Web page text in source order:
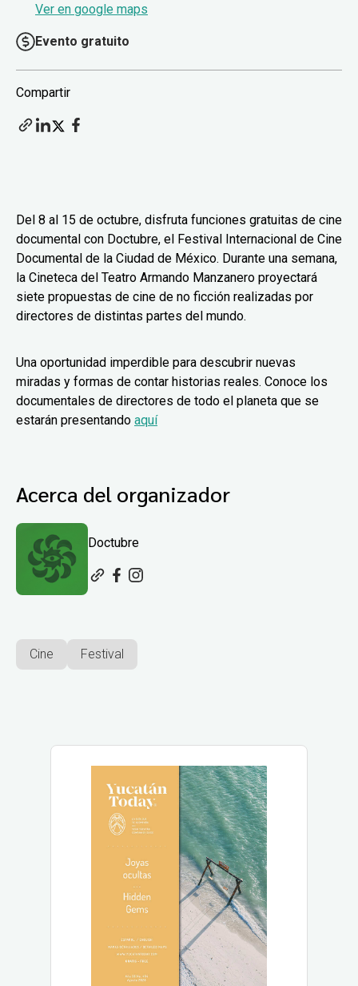
Ver en google maps
Evento gratuito
Compartir
Del 8 al 15 de octubre, disfruta funciones gratuitas de cine
documental con Doctubre, el Festival Internacional de Cine
Documental de la Ciudad de México. Durante una semana,
la Cineteca del Teatro Armando Manzanero proyectará
siete propuestas de cine de no ficción realizadas por
directores de distintas partes del mundo.
Una oportunidad imperdible para descubrir nuevas
miradas y formas de contar historias reales. Conoce los
documentales de directores de todo el planeta que se
estarán presentando aquí
Acerca del organizador
Doctubre
Cine Festival